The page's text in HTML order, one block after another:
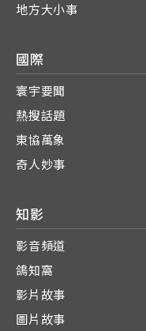
地方大小事
國際
寰宇要聞
熱搜話題
東協萬象
奇人妙事
知影
影音頻道
鴿知窩
影片故事
圖片故事